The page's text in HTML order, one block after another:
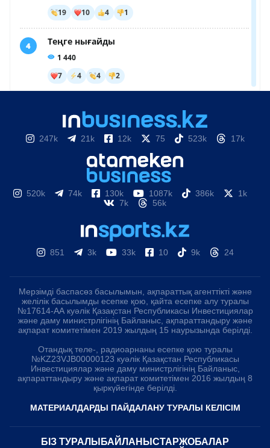
247k 21k 12k 75 523k 17k
520k 74k 130k 1087k 386k
1k
7k
56k
851 3k 33k 10 9k 24
Мерзімді баспасөз басылымын, ақпараттық агенттікті және
желілік басылымды есепке қою, қайта есепке алу туралы
№17614-АА куәлік Қазақстан Республикасы Инвестициялар
және даму министрлігінің Байланыс, ақпараттандыру және
ақпарат комитетімен 2019 жылдың 15 наурызында берілді.
Отандық теле-, радиоарнаны есепке қою туралы
№KZ23VJB00000123 куәлік Қазақстан Республикасы
Инвестициялар және даму министрлігінің Байланыс,
ақпараттандыру және ақпарат комитетімен 2016 жылдың 8
қыркүйегінде берілді.
МАТЕРИАЛДАРДЫ ПАЙДАЛАНУ ТУРАЛЫ КЕЛІСІМ
БІЗ ТУРАЛЫ БАЙЛАНЫСТАРЖОБАЛАР